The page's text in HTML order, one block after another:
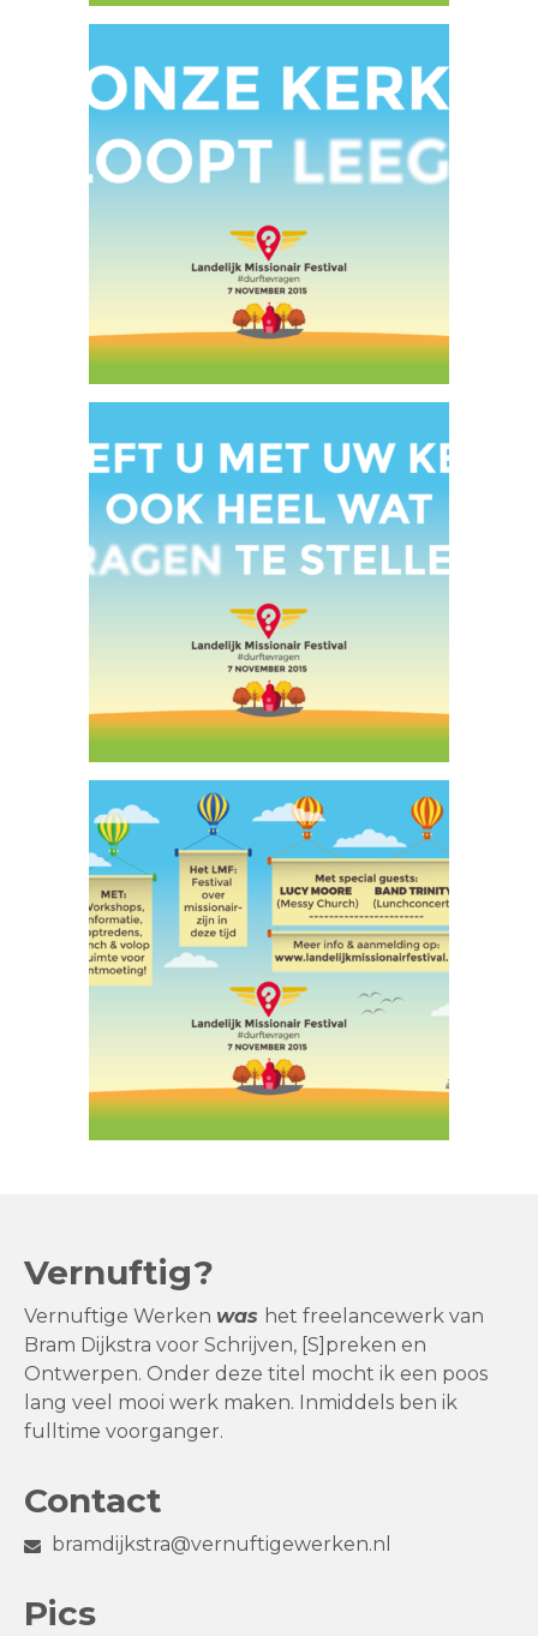
Vernuftig?
Vernuftige Werken was het freelancewerk van
Bram Dijkstra voor Schrijven, [S]preken en
Ontwerpen. Onder deze titel mocht ik een poos
lang veel mooi werk maken. Inmiddels ben ik
fulltime voorganger.
Contact
bramdijkstra@vernuftigewerken.nl
Pics